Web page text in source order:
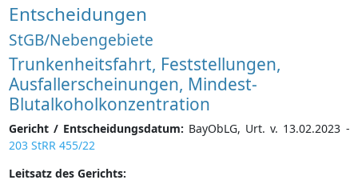
Entscheidungen
StGB/Nebengebiete
Trunkenheitsfahrt, Feststellungen,
Ausfallerscheinungen, Mindest-
Blutalkoholkonzentration
Gericht / Entscheidungsdatum: BayObLG, Urt. v. 13.02.2023 -
203 StRR 455/22
Leitsatz des Gerichts: